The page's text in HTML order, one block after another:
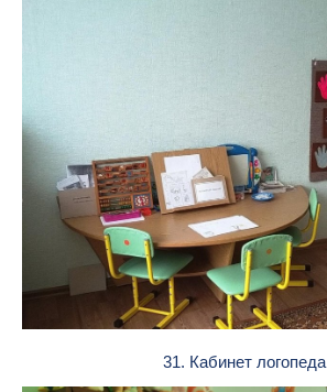
31. Кабинет логопеда